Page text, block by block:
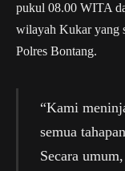
pukul 08.00 WITA
wilayah Kukar yang
Polres Bontang.
“Kami
semua
Secara